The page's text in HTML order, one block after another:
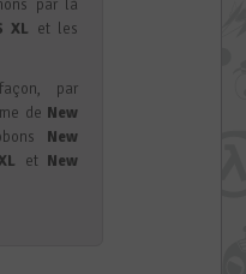
par là
XL et les
par
de New
New
et New